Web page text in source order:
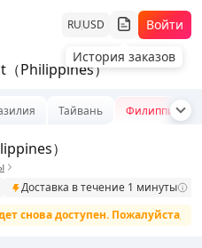
RUUSD
История заказов
Войти
Philippines）
Тайвань Филиппины
）
Доставка в течение 1 минуты
доступен. Пожалуйста,